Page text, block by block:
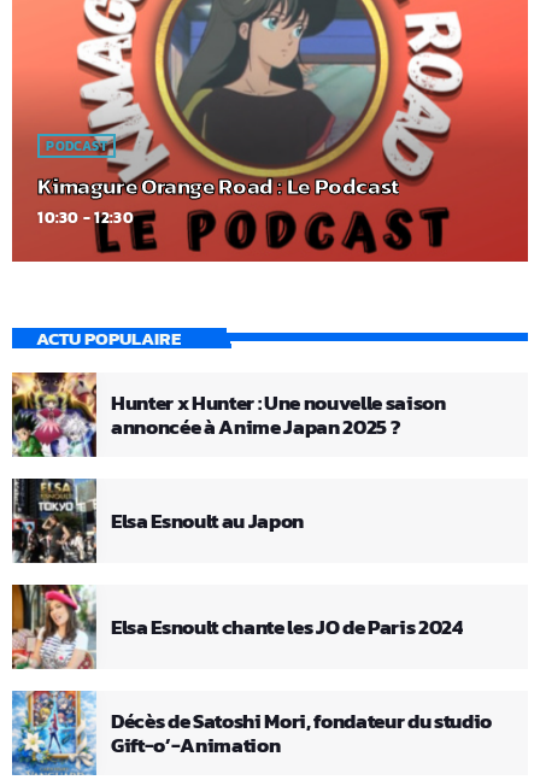
PODCAST
Kimagure Orange Road : Le Podcast
10:30 - 12:30
ACTU POPULAIRE
Hunter x Hunter : Une nouvelle saison
annoncée à Anime Japan 2025 ?
Elsa Esnoult au Japon
Elsa Esnoult chante les JO de Paris 2024
Décès de Satoshi Mori, fondateur du studio
Gift-o’-Animation